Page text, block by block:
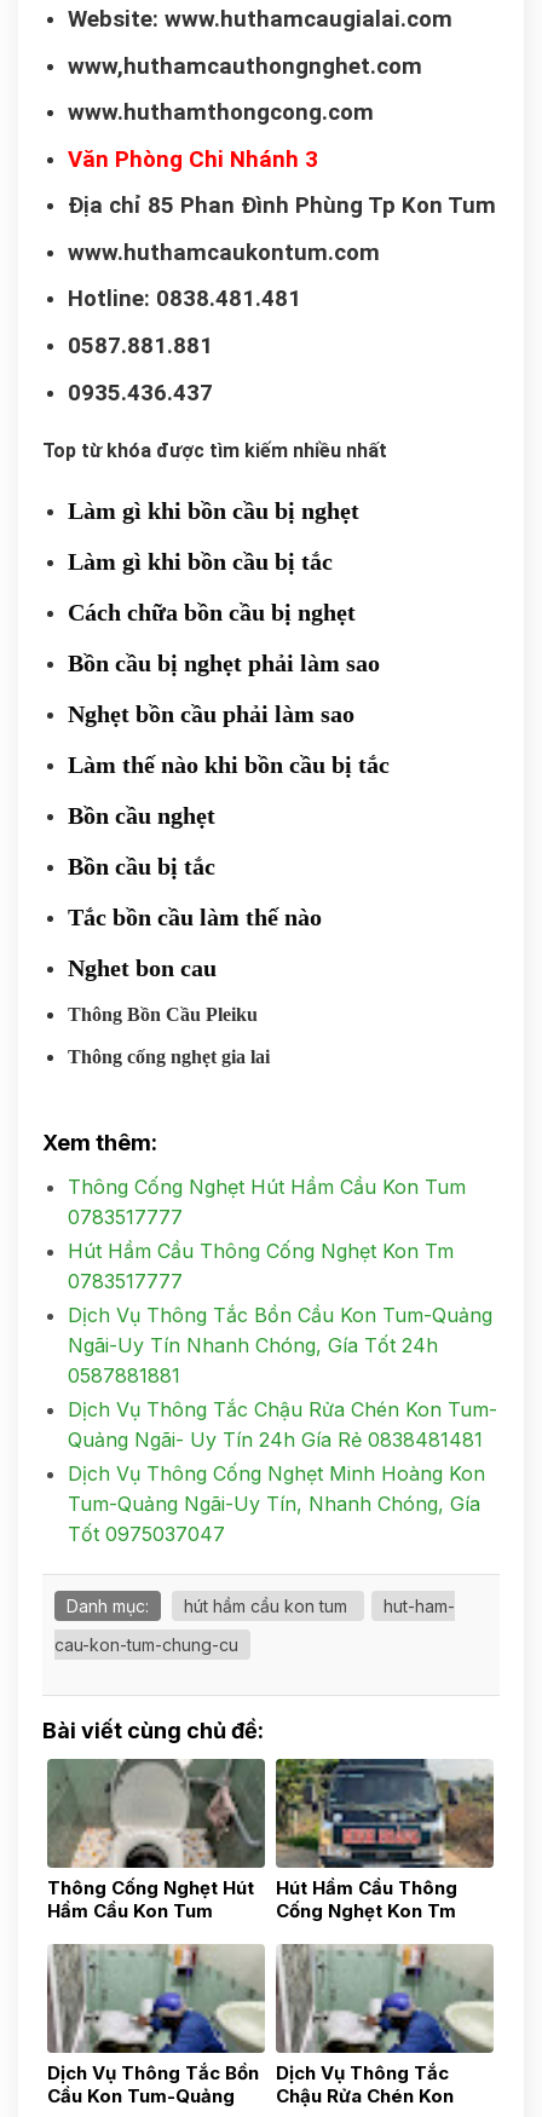
Website: www.huthamcaugialai.com
www,huthamcauthongnghet.com
www.huthamthongcong.com
Văn Phòng Chi Nhánh 3
Địa chỉ 85 Phan Đình Phùng Tp Kon Tum
www.huthamcaukontum.com
Hotline: 0838.481.481
0587.881.881
0935.436.437
Top từ khóa được tìm kiếm nhiều nhất
Làm gì khi bồn cầu bị nghẹt
Làm gì khi bồn cầu bị tắc
Cách chữa bồn cầu bị nghẹt
Bồn cầu bị nghẹt phải làm sao
Nghẹt bồn cầu phải làm sao
Làm thế nào khi bồn cầu bị tắc
Bồn cầu nghẹt
Bồn cầu bị tắc
Tắc bồn cầu làm thế nào
Nghet bon cau
Thông Bồn Cầu Pleiku
Thông cống nghẹt gia lai
Xem thêm:
Thông Cống Nghẹt Hút Hầm Cầu Kon Tum
0783517777
Hút Hầm Cầu Thông Cống Nghẹt Kon Tm
0783517777
Dịch Vụ Thông Tắc Bồn Cầu Kon Tum-Quảng
Ngãi-Uy Tín Nhanh Chóng, Gía Tốt 24h
0587881881
Dịch Vụ Thông Tắc Chậu Rửa Chén Kon Tum-
Quảng Ngãi- Uy Tín 24h Gía Rẻ 0838481481
Dịch Vụ Thông Cống Nghẹt Minh Hoàng Kon
Tum-Quảng Ngãi-Uy Tín, Nhanh Chóng, Gía
Tốt 0975037047
Danh mục: hút hầm cầu kon tum
hut-ham-
cau-kon-tum-chung-cu
Bài viết cùng chủ đề:
Thông Cống Nghẹt Hút
Hầm Cầu Kon Tum
Hút Hầm Cầu Thông
Cống Nghẹt Kon Tm
Dịch Vụ Thông Tắc Bồn
Cầu Kon Tum-Quảng
Dịch Vụ Thông Tắc
Chậu Rửa Chén Kon